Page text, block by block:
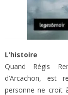
L’histoire
Quand Régis
d’Arcachon, est
personne ne croit